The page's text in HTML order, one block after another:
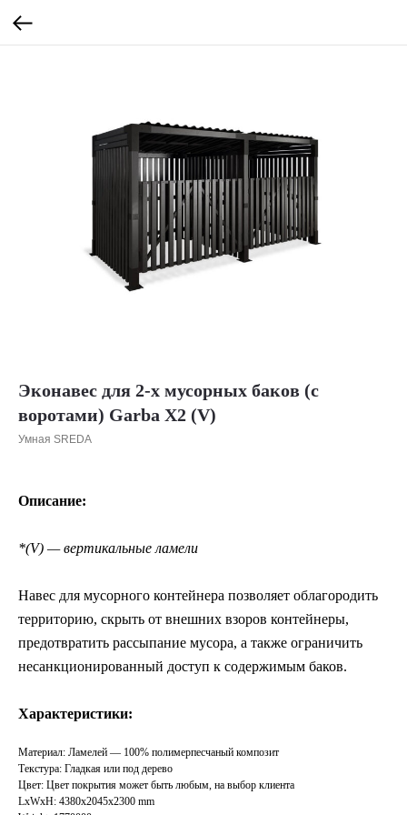
Эконавес для 2-х мусорных баков (с
воротами) Garba X2 (V)
Умная SREDA
Описание:
*(V) — вертикальные ламели
Навес для мусорного контейнера позволяет облагородить
территорию, скрыть от внешних взоров контейнеры,
предотвратить рассыпание мусора, а также ограничить
несанкционированный доступ к содержимым баков.
Характеристики:
Материал: Ламелей — 100% полимерпесчаный композит
Текстура: Гладкая или под дерево
Цвет: Цвет покрытия может быть любым, на выбор клиента
LxWxH: 4380x2045x2300 mm